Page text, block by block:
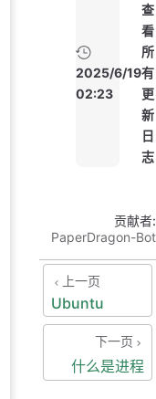
2025/6/19
02:23
查
看
所
有
更
新
日
志
贡献者:
PaperDragon-Bot
上一页
Ubuntu
下一页
什么是进程